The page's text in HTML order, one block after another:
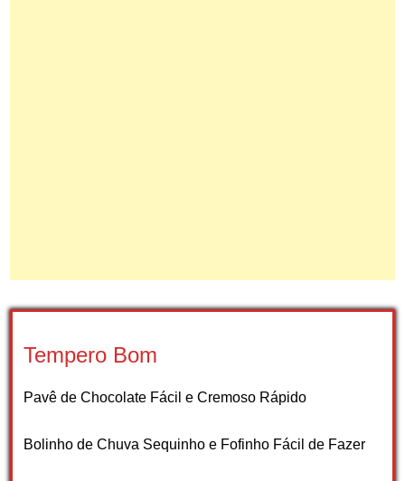
Tempero Bom
Pavê de Chocolate Fácil e Cremoso Rápido
Bolinho de Chuva Sequinho e Fofinho Fácil de Fazer